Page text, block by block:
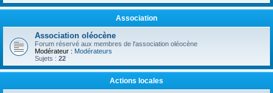
Association
Association oléocène
Forum réservé aux membres de l'association oléocène
Modérateur : Modérateurs
Sujets : 22
Actions locales